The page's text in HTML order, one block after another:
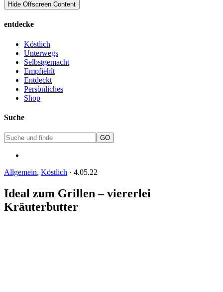
Hide Offscreen Content
entdecke
Köstlich
Unterwegs
Selbstgemacht
Empfiehlt
Entdeckt
Persönliches
Shop
Suche
Allgemein, Köstlich · 4.05.22
Ideal zum Grillen – viererlei
Kräuterbutter